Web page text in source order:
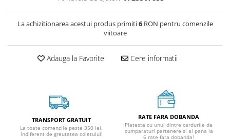
La achizitionarea acestui produs primiti6RON pentru comenzile
viitoare
Adauga la Favorite Cere informatii
TRANSPORT GRATUIT
La toate comenzile peste 350 lei,
indiferent de greutatea coletului!
RATE FARA DOBANDA
Plateste cu unul dintre cardurile de
cumparaturi partenere si ai pana la
6 rate fara dobanda!